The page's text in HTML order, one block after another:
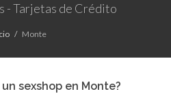
- Tarjetas de Crédito
Monte
sexshop en Monte?